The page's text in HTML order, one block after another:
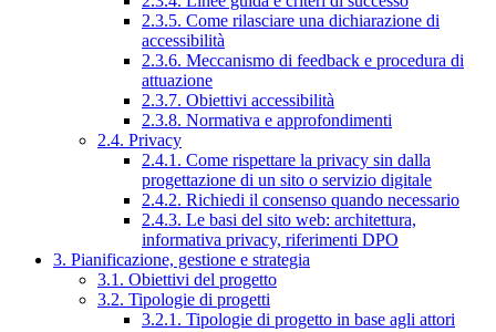
2.3.5. Come rilasciare una dichiarazione di
accessibilità
2.3.6. Meccanismo di feedback e procedura di
attuazione
2.3.7. Obiettivi accessibilità
2.3.8. Normativa e approfondimenti
2.4. Privacy
2.4.1. Come rispettare la privacy sin dalla
progettazione di un sito o servizio digitale
2.4.2. Richiedi il consenso quando necessario
2.4.3. Le basi del sito web: architettura,
informativa privacy, riferimenti DPO
3. Pianificazione, gestione e strategia
3.1. Obiettivi del progetto
3.2. Tipologie di progetti
3.2.1. Tipologie di progetto in base agli attori